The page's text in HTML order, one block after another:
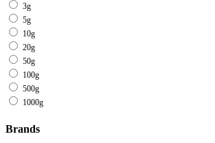
3g
5g
10g
20g
50g
100g
500g
1000g
Brands